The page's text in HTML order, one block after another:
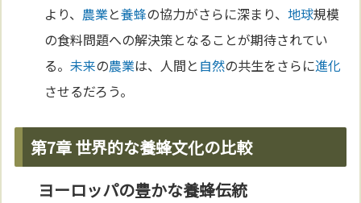
より、 農業と養蜂の協力がさらに深まり、地球規模
の食料問題への解決策となることが期待されてい
る。未来の農業は、人間と 自然の共生をさらに進化
させるだろう。
第7章 世界的な養蜂文化の比較
ヨーロッパの豊かな養蜂伝統